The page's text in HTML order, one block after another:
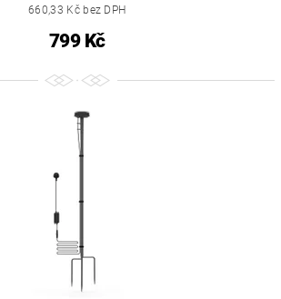
660,33 Kč bez DPH
799 Kč